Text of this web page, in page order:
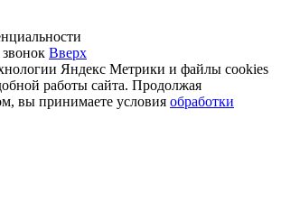
Вверх
Яндекс Метрики и файлы cookies
работы сайта. Продолжая
вы принимаете условия обработки